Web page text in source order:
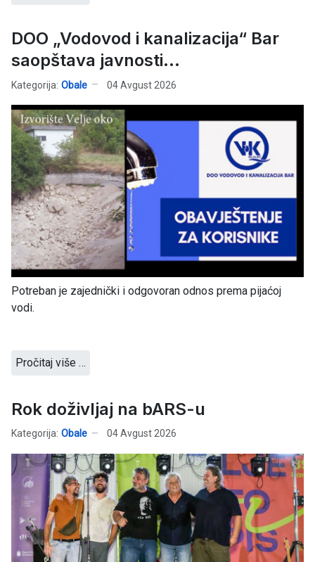
DOO „Vodovod i kanalizacija“ Bar
saopštava javnosti...
Kategorija: Obale 04 Avgust 2026
Potreban je zajednički i odgovoran odnos prema pijaćoj
vodi.
Pročitaj više …
Rok doživljaj na bARS-u
Kategorija: Obale 04 Avgust 2026